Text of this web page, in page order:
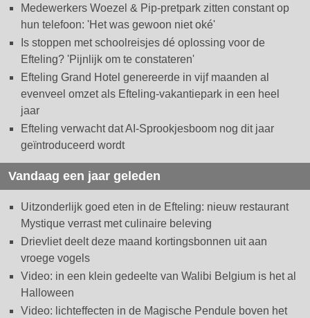
Medewerkers Woezel & Pip-pretpark zitten constant op
hun telefoon: 'Het was gewoon niet oké'
Is stoppen met schoolreisjes dé oplossing voor de
Efteling? 'Pijnlijk om te constateren'
Efteling Grand Hotel genereerde in vijf maanden al
evenveel omzet als Efteling-vakantiepark in een heel
jaar
Efteling verwacht dat AI-Sprookjesboom nog dit jaar
geïntroduceerd wordt
Vandaag een jaar geleden
Uitzonderlijk goed eten in de Efteling: nieuw restaurant
Mystique verrast met culinaire beleving
Drievliet deelt deze maand kortingsbonnen uit aan
vroege vogels
Video: in een klein gedeelte van Walibi Belgium is het al
Halloween
Video: lichteffecten in de Magische Pendule boven het